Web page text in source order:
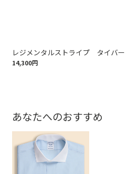
レジメンタルストライプ タイバー
14,300円
あなたへのおすすめ